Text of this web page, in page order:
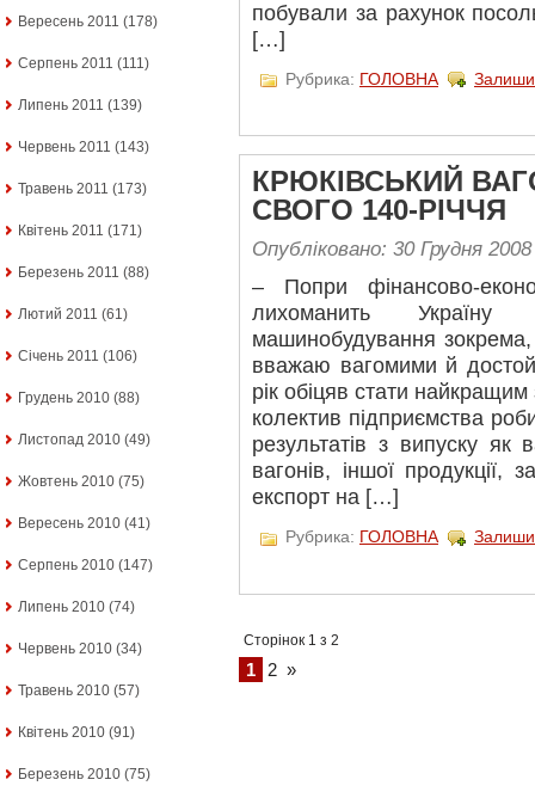
Вересень 2011 (178)
Серпень 2011 (111)
Липень 2011 (139)
Червень 2011 (143)
Травень 2011 (173)
Квітень 2011 (171)
Березень 2011 (88)
Лютий 2011 (61)
Січень 2011 (106)
Грудень 2010 (88)
Листопад 2010 (49)
Жовтень 2010 (75)
Вересень 2010 (41)
Серпень 2010 (147)
Липень 2010 (74)
Червень 2010 (34)
Травень 2010 (57)
Квітень 2010 (91)
Березень 2010 (75)
побували за рахунок
[…]
Рубрика: ГОЛОВНА
КРЮКІВСЬКИЙ
СВОГО 140-РІЧЧЯ
Опубліковано: 30 Грудня 2008
– Попри фінансово-
лихоманить
машинобудування
вважаю вагомими й
рік обіцяв стати найкращим
колектив підприємства
результатів з випуску як
вагонів, іншої продукції,
експорт на […]
Рубрика: ГОЛОВНА
Сторінок 1 з 2
1 2 »